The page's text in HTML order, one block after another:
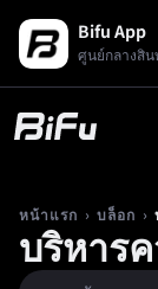
Bifu App
ศูนย์กลางสิ
หน้าแรก › บล็อก ›
บริหาร